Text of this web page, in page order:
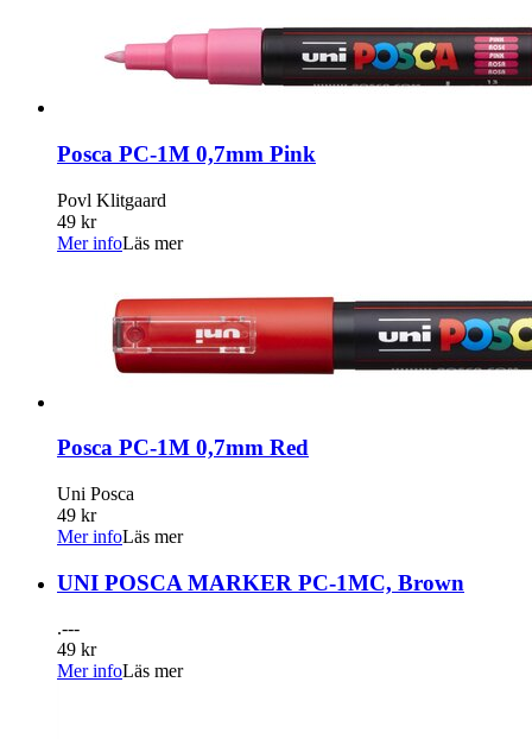
Posca PC-1M 0,7mm Pink
Povl Klitgaard
49 kr
Mer infoLäs mer
Posca PC-1M 0,7mm Red
Uni Posca
49 kr
Mer infoLäs mer
UNI POSCA MARKER PC-1MC, Brown
.---
49 kr
Mer infoLäs mer